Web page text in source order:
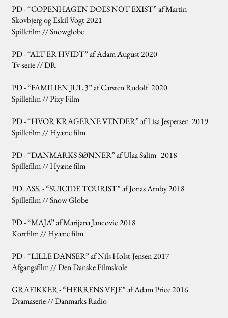
PD - “COPENHAGEN DOES NOT EXIST” af Martin
Skovbjerg og Eskil Vogt 2021
Spillefilm // Snowglobe
PD - “ALT ER HVIDT” af Adam August 2020
Tv-serie // DR
PD - “FAMILIEN JUL 3” af Carsten Rudolf 2020
Spillefilm // Pixy Film
PD - “HVOR KRAGERNE VENDER” af Lisa Jespersen 2019
Spillefilm // Hyæne film
PD - “DANMARKS SØNNER” af Ulaa Salim 2018
Spillefilm // Hyæne film
PD. ASS. - “SUICIDE TOURIST” af Jonas Arnby 2018
Spillefilm // Snow Globe
PD - “MAJA” af Marijana Jancovic 2018
Kortfilm // Hyæne film
PD - “LILLE DANSER” af Nils Holst-Jensen 2017
Afgangsfilm // Den Danske Filmskole
GRAFIKKER - “HERRENS VEJE” af Adam Price 2016
Dramaserie // Danmarks Radio